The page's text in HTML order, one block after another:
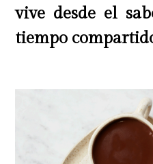
vive desde el
tiempo